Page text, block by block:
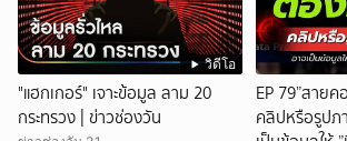
วิดีโอ
"แฮกเกอร์" เจาะข้อมูล ลาม 20
กระทรวง | ข่าวช่องวัน
EP 79”สายค
คลิปหรือรูป